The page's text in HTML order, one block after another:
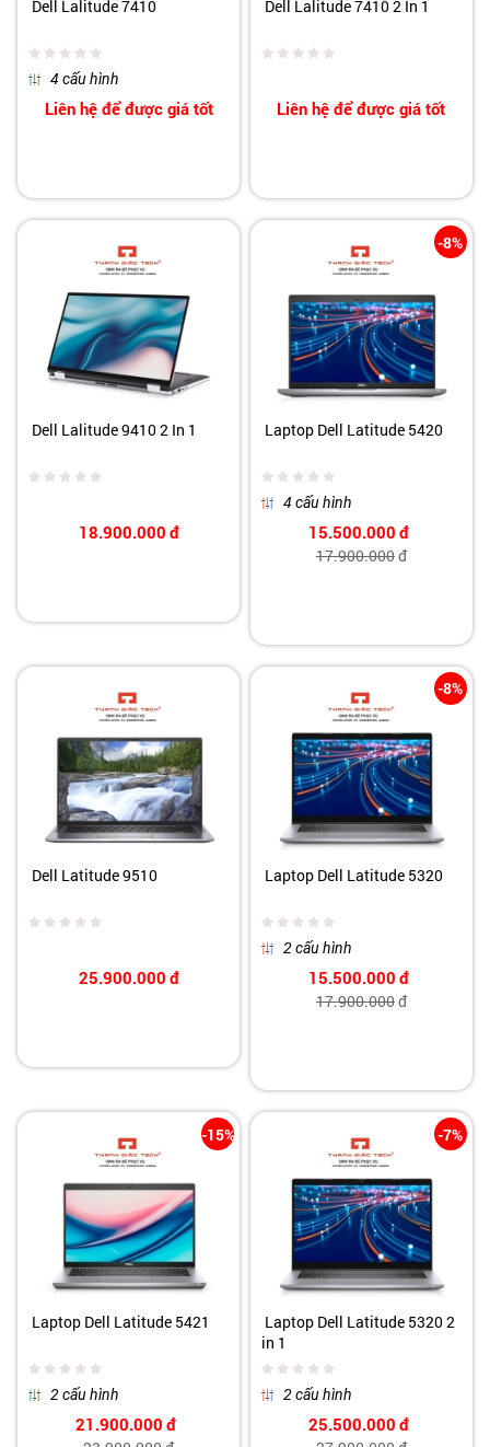
Dell Lalitude 7410
4 cấu hình
Liên hệ để được giá tốt
Dell Lalitude 7410 2 In 1
Liên hệ để được giá tốt
Dell Lalitude 9410 2 In 1
18.900.000 đ
-8%
Laptop Dell Latitude 5420
4 cấu hình
15.500.000 đ
17.900.000đ
Dell Latitude 9510
25.900.000 đ
-8%
Laptop Dell Latitude 5320
2 cấu hình
15.500.000 đ
17.900.000đ
-15%
Laptop Dell Latitude 5421
2 cấu hình
21.900.000 đ
-7%
Laptop Dell Latitude 5320 2
in 1
2 cấu hình
25.500.000 đ